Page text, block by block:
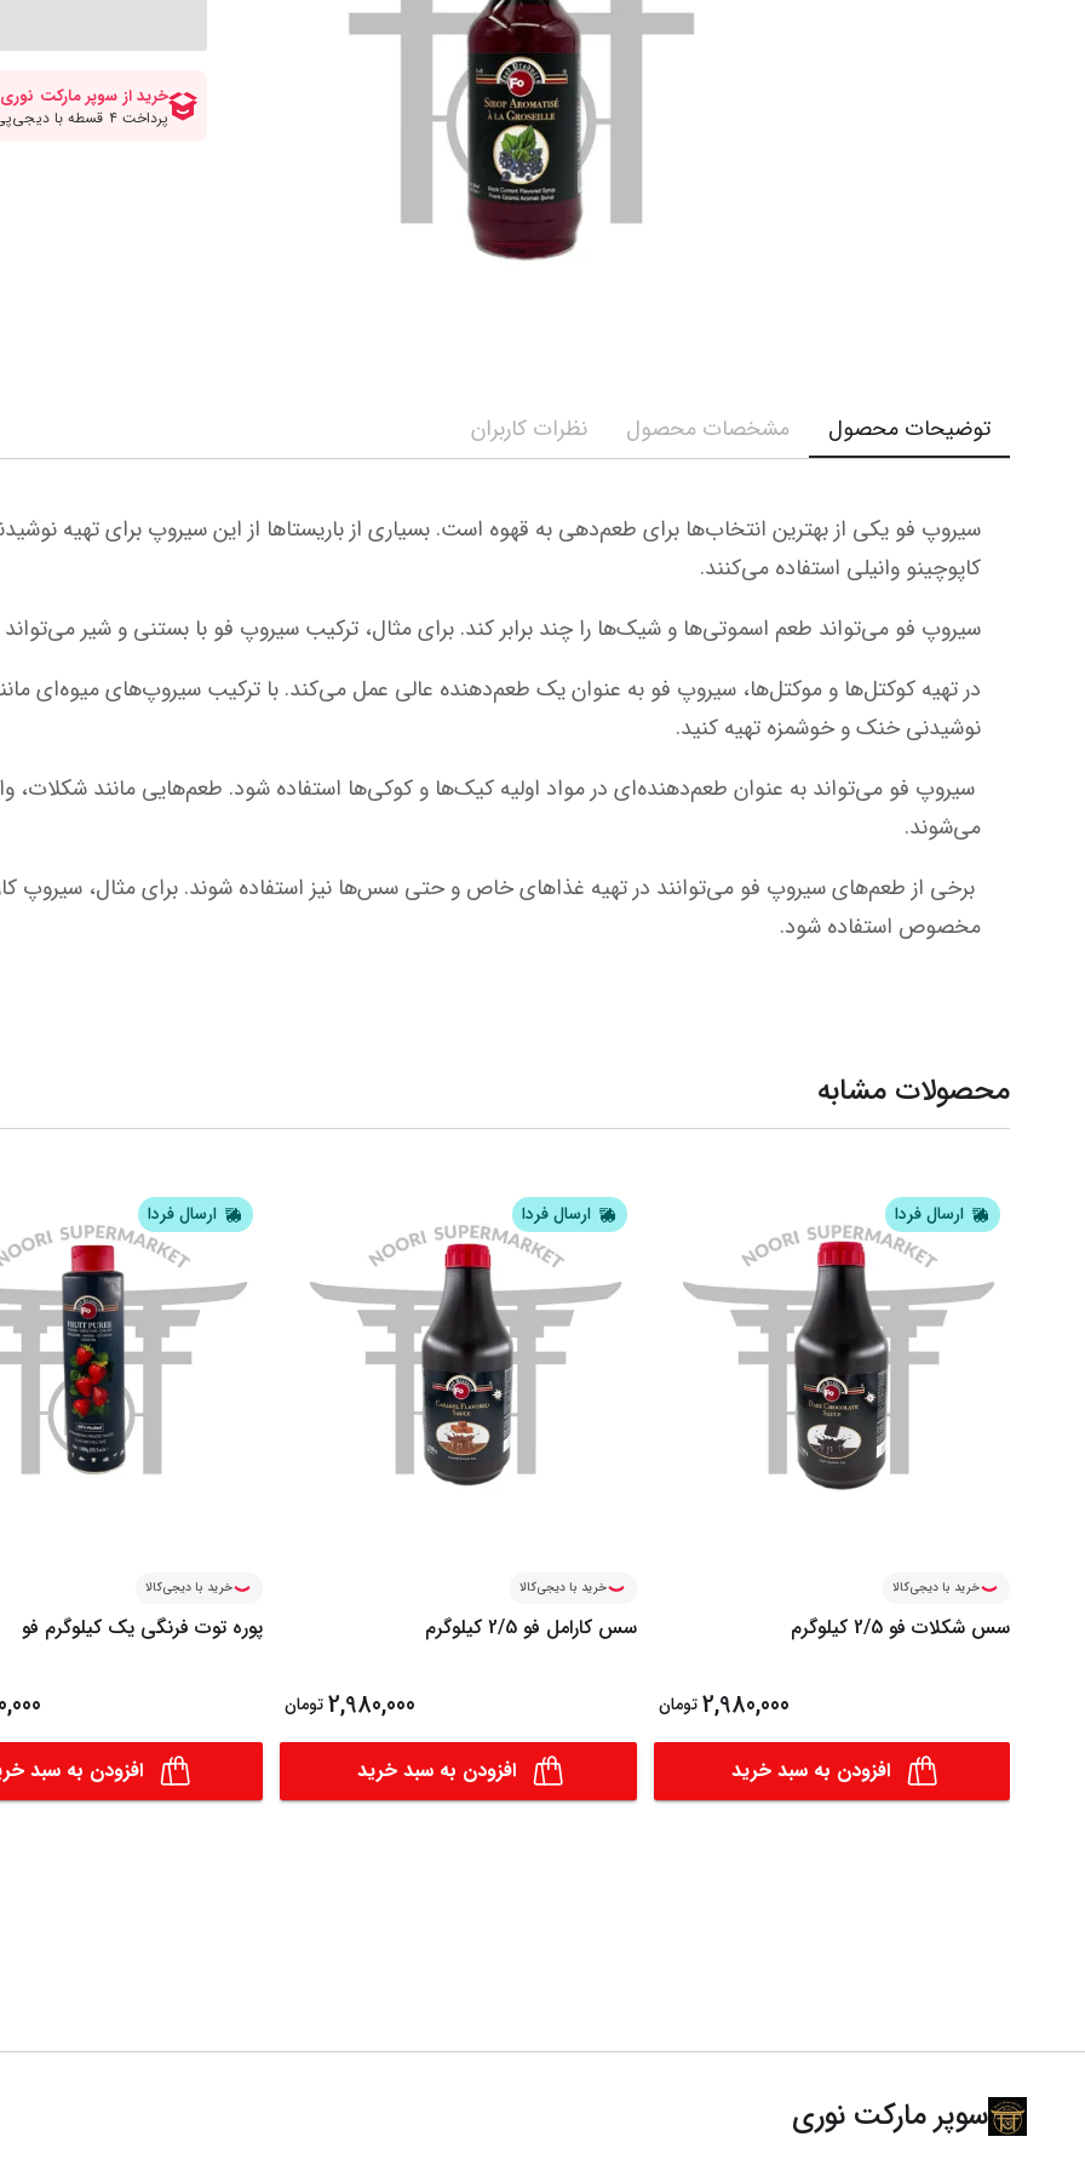
نمایش همه محصولات
چاپستیک
سویا سس
چیپس پفک اسنک
شکلات و تافی
توضیحات محصول مشخصات محصول نظرات کاربران
کاپوچینو وانیلی استفاده می‌کنند.
سیروپ فو می‌تواند طعم اسموتی‌ها و شیک‌ها را چند برابر کند. برای مثال، ترکیب سیروپ فو با بستنی و شیر می‌تواند یک میلک‌شیک حرفه‌ای ایجاد کند.
نوشیدنی خنک و خوشمزه تهیه کنید.
می‌شوند.
مخصوص استفاده شود.
محصولات مشابه
ارسال فردا
خرید با دیجی‌کالا
سس شکلات فو 2/5 کیلوگرم
2,980,000 تومان
افزودن به سبد خرید
ارسال فردا
خرید با دیجی‌کالا
سس کارامل فو 2/5 کیلوگرم
2,980,000تومان
افزودن به سبد خرید
ارسال فردا
خرید با دیجی‌کالا
پوره توت فرنگی یک کیلوگرم فو
افزودن به سبد
سوپر مارکت نوری